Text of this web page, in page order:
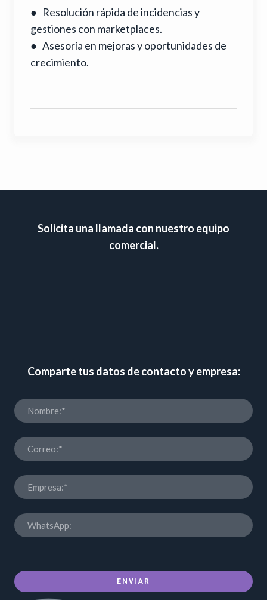
● Resolución rápida de incidencias y
gestiones con marketplaces.
● Asesoría en mejoras y oportunidades de
crecimiento.
Solicita una llamada con nuestro equipo
comercial.
Comparte tus datos de contacto y empresa:
ENVIAR